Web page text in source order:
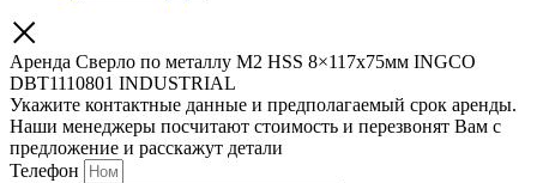
Аренда Сверло по металлу М2 HSS 8×117х75мм INGCO
DBT1110801 INDUSTRIAL
Укажите контактные данные и предполагаемый срок аренды.
Наши менеджеры посчитают стоимость и перезвонят Вам с
предложение и расскажут детали
Телефон